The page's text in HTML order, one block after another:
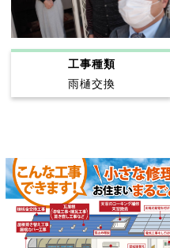
工事種類
雨樋交換